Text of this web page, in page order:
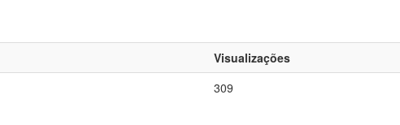
Visualizações
309